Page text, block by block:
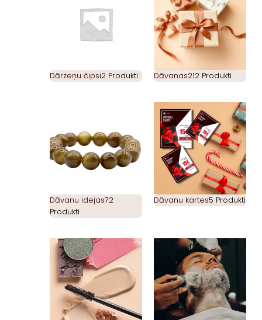
Dārzeņu čipsi2 Produkti Dāvanas212 Produkti
Dāvanu idejas72
Produkti
Dāvanu kartes5 Produkti